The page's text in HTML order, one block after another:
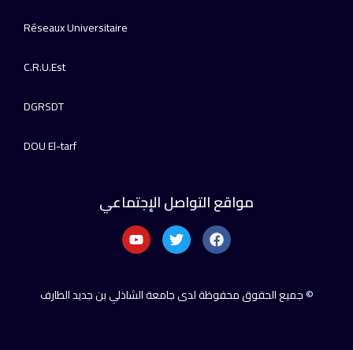
Réseaux Universitaire
C.R.U.Est
DGRSDT
DOU El-tarf
مواقع التواصل الإجتماعي
© جميع الحقوق محفوظة لدى جامعة الشاذلي بن جديد الطارف